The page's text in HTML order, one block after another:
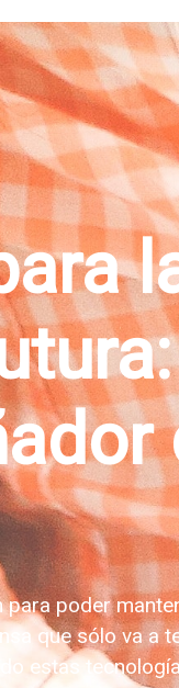
poder
que sólo va a
estas